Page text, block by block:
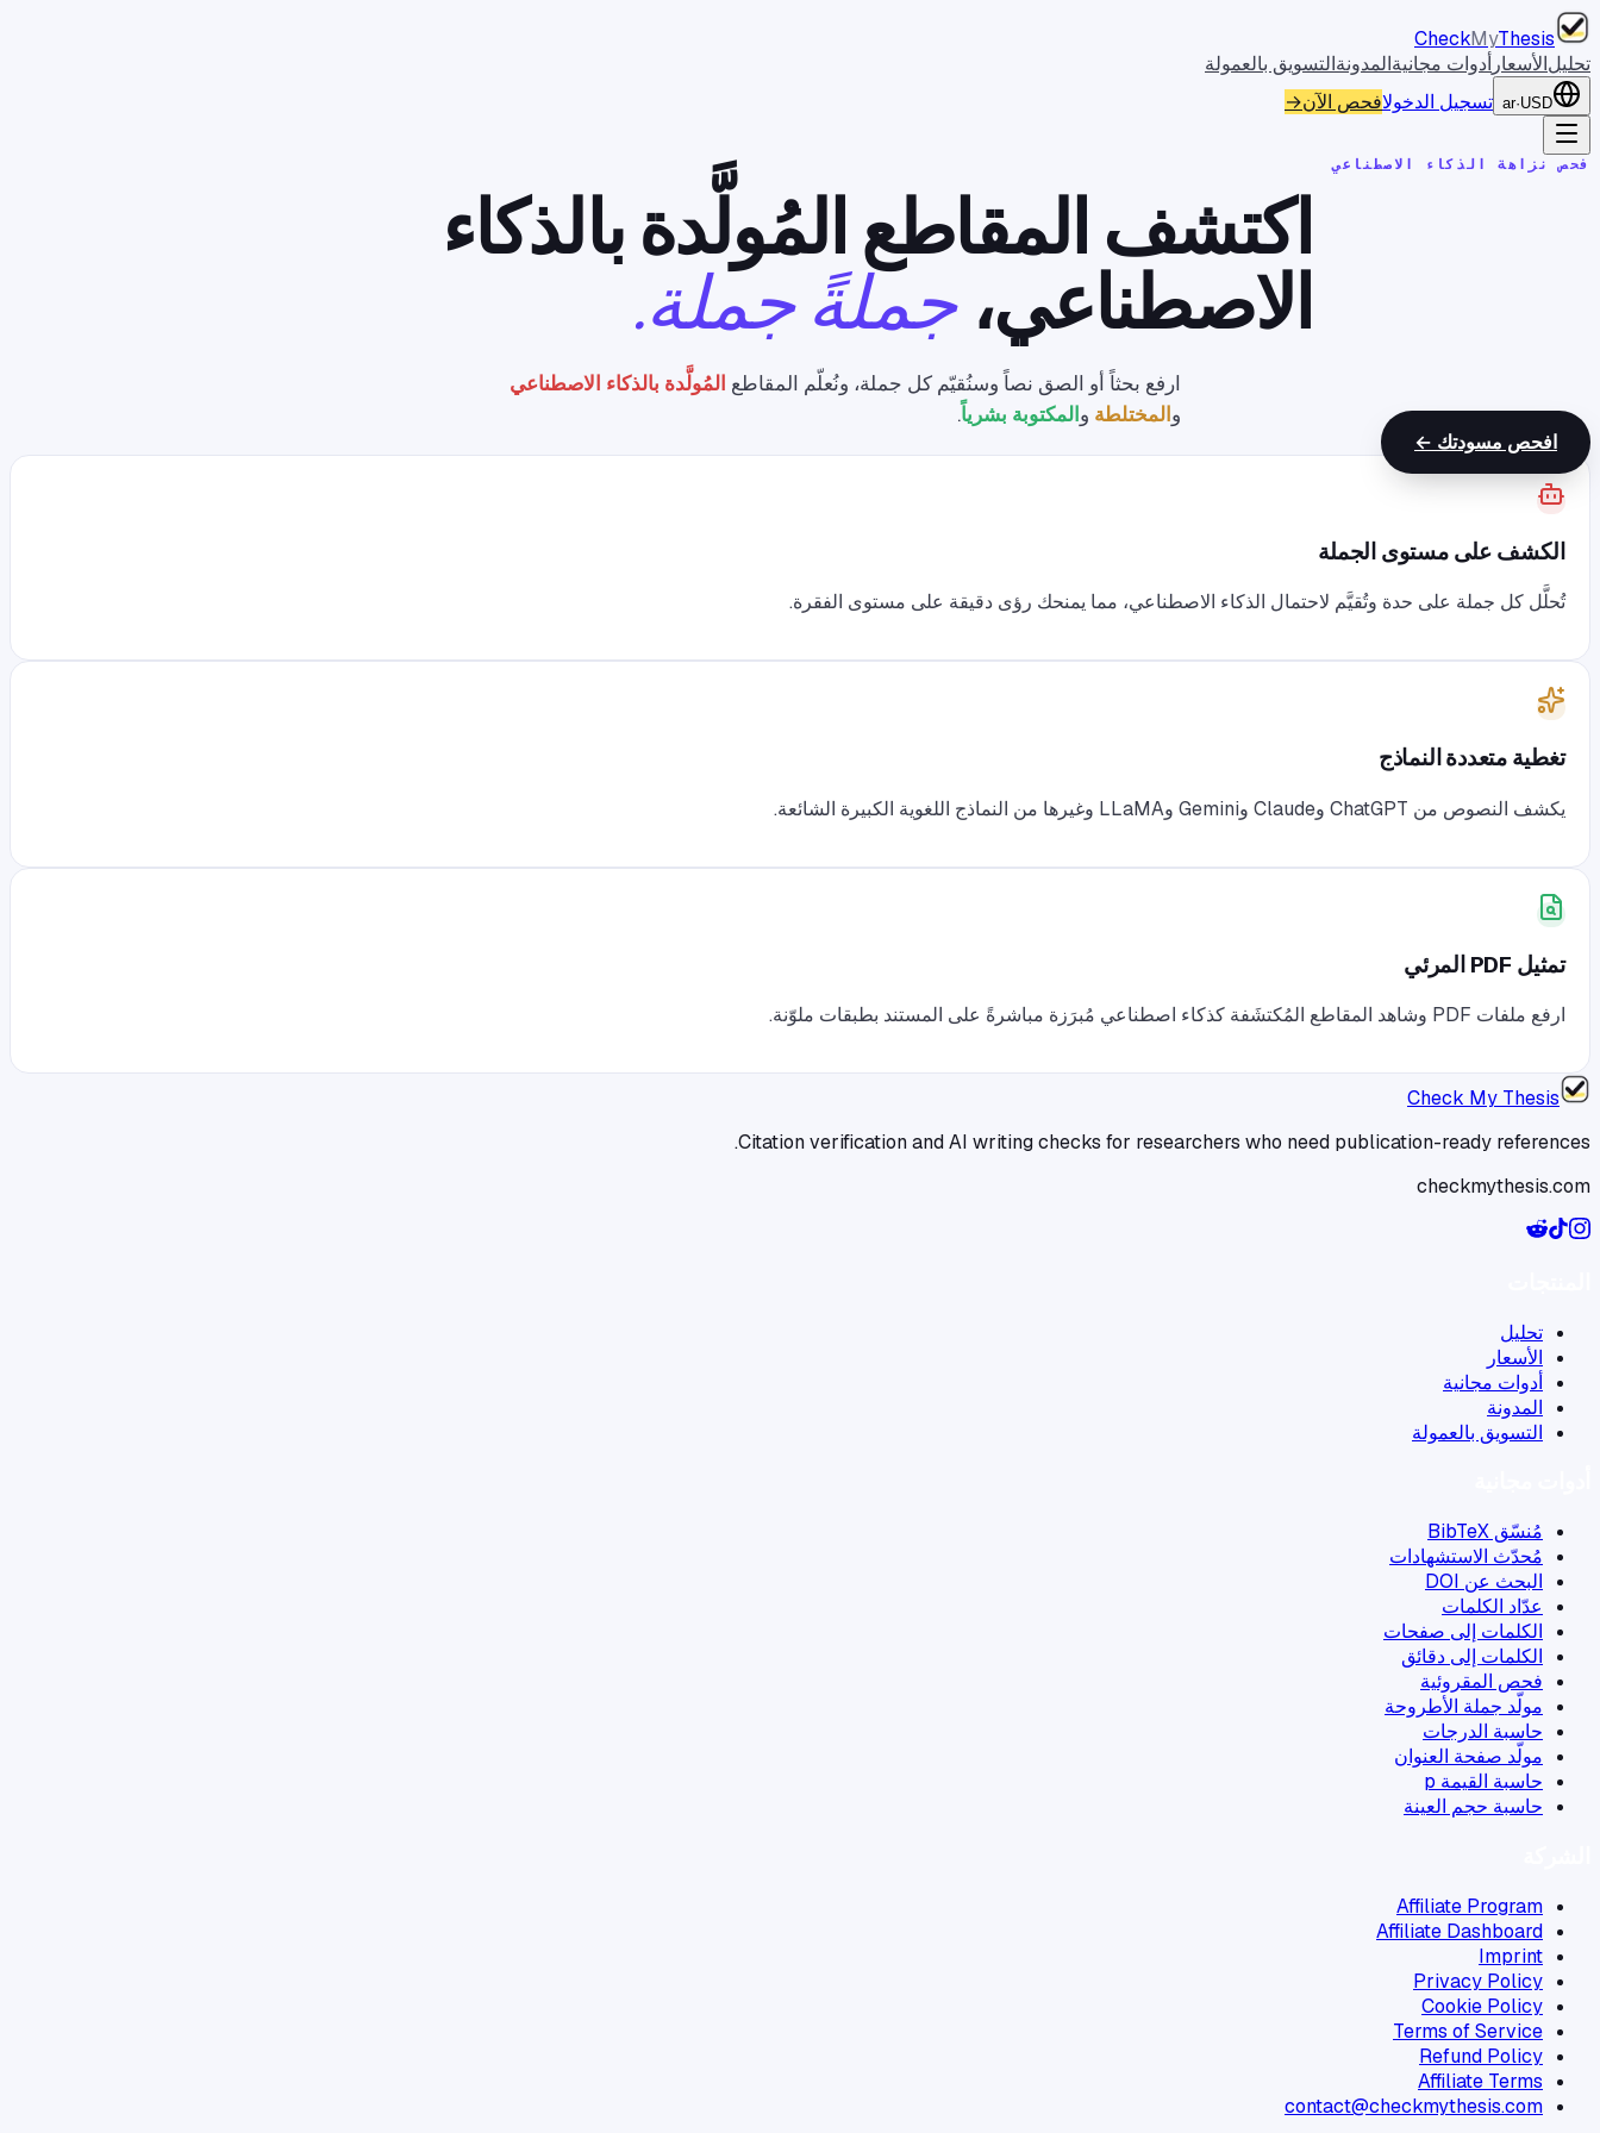
CheckMyThesis
تحليلالأسعار أدوات مجانيةالمدونةالتسويق بالعمولة
ar·USD تسجيل الدخولافحص الآن→
فحص نزاهة الذكاء الاصطناعي
اكتشف المقاطع المُولَّدة بالذكاء
الاصطناعي،جملةً جملة.
ارفع بحثاً أو الصق نصاً وسنُقيّم كل جملة، ونُعلّم المقاطع المُولَّدة بالذكاء الاصطناعي
والمختلطة والمكتوبة بشرياً.
افحص مسودتك ←
الكشف على مستوى الجملة
تُحلَّل كل جملة على حدة وتُقيَّم لاحتمال الذكاء الاصطناعي، مما يمنحك رؤى دقيقة على مستوى الفقرة.
تغطية متعددة النماذج
يكشف النصوص من ChatGPT وClaude وGemini وLLaMA وغيرها من النماذج اللغوية الكبيرة الشائعة.
تمثيل PDF المرئي
ارفع ملفات PDF وشاهد المقاطع المُكتشَفة كذكاء اصطناعي مُبرَزة مباشرةً على المستند بطبقات ملوّنة.
Check My Thesis
Citation verification and AI writing checks for researchers who need publication-ready references.
checkmythesis.com
تحليل
الأسعار
أدوات مجانية
المدونة
التسويق بالعمولة
مُنسّق BibTeX
مُحدّث الاستشهادات
البحث عن DOI
عدّاد الكلمات
الكلمات إلى صفحات
الكلمات إلى دقائق
فحص المقروئية
مولّد جملة الأطروحة
حاسبة الدرجات
مولّد صفحة العنوان
حاسبة القيمة p
حاسبة حجم العينة
Affiliate Program
Affiliate Dashboard
Imprint
Privacy Policy
Cookie Policy
Terms of Service
Refund Policy
Affiliate Terms
contact@checkmythesis.com